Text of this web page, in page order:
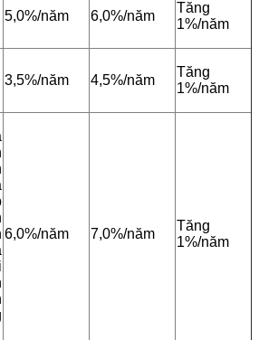
5,0%/năm 6,0%/năm
Tăng
1%/năm
3,5%/năm 4,5%/năm
Tăng
1%/năm
6,0%/năm 7,0%/năm
Tăng
1%/năm